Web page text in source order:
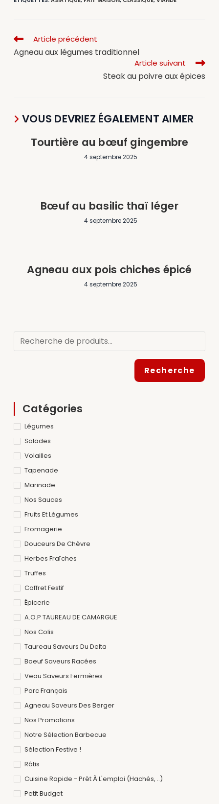
Article précédent
Agneau aux légumes traditionnel
Article suivant
Steak au poivre aux épices
VOUS DEVRIEZ ÉGALEMENT AIMER
Tourtière au bœuf gingembre
4 septembre 2025
Bœuf au basilic thaï léger
4 septembre 2025
Agneau aux pois chiches épicé
4 septembre 2025
Recherche
Catégories
Légumes
Salades
Volailles
Tapenade
Marinade
Nos Sauces
Fruits Et Légumes
Fromagerie
Douceurs De Chèvre
Herbes Fraîches
Truffes
Coffret Festif
Épicerie
A.O.P TAUREAU DE CAMARGUE
Nos Colis
Taureau Saveurs Du Delta
Boeuf Saveurs Racées
Veau Saveurs Fermières
Porc Français
Agneau Saveurs Des Berger
Nos Promotions
Notre Sélection Barbecue
Sélection Festive !
Rôtis
Cuisine Rapide - Prêt À L'emploi (hachés, ..)
Petit Budget